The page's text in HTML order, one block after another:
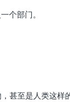
个部门。
甚至是人类这样